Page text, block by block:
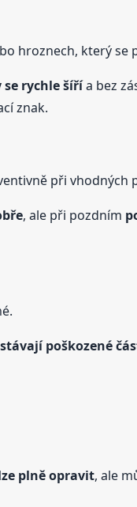
hroznech, který se
se rychle šířía bez
znak.
při vhodných
, ale při pozdním
poškozené
plně opravit, ale